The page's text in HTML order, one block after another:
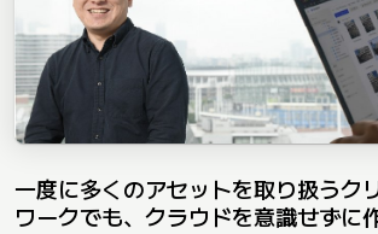
一度に多くのアセットを取り扱うク
ワークでも、クラウドを意識せずに